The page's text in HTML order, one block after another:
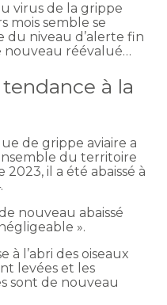
virus de la grippe
mois semble se
du niveau d’alerte fin
nouveau réévalué…
à la
de grippe aviaire a
du territoire
il a été abaissé à
nouveau abaissé
».
à l’abri des oiseaux
levées et les
sont de nouveau